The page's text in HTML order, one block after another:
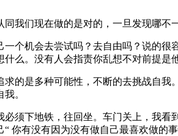
同我们现在做的是对的，一旦发现哪不
一个机会去尝试吗？去自由吗？说的
么。没有人会指责你乱想不对前提是
的是多种可能性，不断的去挑战自
。
必须下地铁，往回坐。车门关上，我
“ 你有没有因为没有做自己最喜欢做的